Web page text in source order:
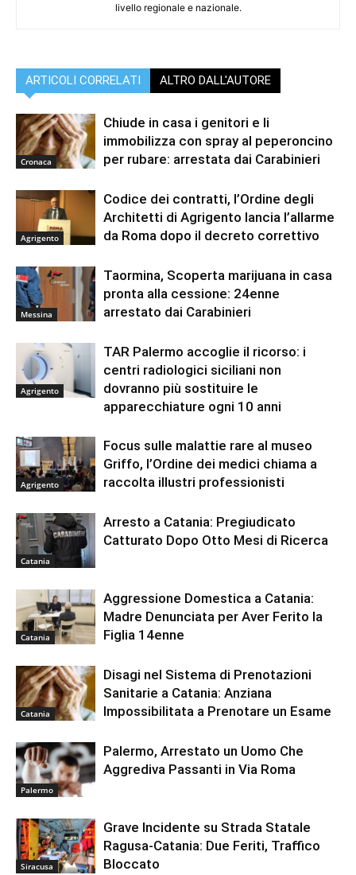
livello regionale e nazionale.
ARTICOLI CORRELATI ALTRO DALL'AUTORE
Cronaca
Chiude in casa i genitori e li
immobilizza con spray al peperoncino
per rubare: arrestata dai Carabinieri
Agrigento
Codice dei contratti, l’Ordine degli
Architetti di Agrigento lancia l’allarme
da Roma dopo il decreto correttivo
Messina
Taormina, Scoperta marijuana in casa
pronta alla cessione: 24enne
arrestato dai Carabinieri
Agrigento
TAR Palermo accoglie il ricorso: i
centri radiologici siciliani non
dovranno più sostituire le
apparecchiature ogni 10 anni
Agrigento
Focus sulle malattie rare al museo
Griffo, l’Ordine dei medici chiama a
raccolta illustri professionisti
Catania
Arresto a Catania: Pregiudicato
Catturato Dopo Otto Mesi di Ricerca
Catania
Aggressione Domestica a Catania:
Madre Denunciata per Aver Ferito la
Figlia 14enne
Catania
Disagi nel Sistema di Prenotazioni
Sanitarie a Catania: Anziana
Impossibilitata a Prenotare un Esame
Palermo
Palermo, Arrestato un Uomo Che
Aggrediva Passanti in Via Roma
Siracusa
Grave Incidente su Strada Statale
Ragusa-Catania: Due Feriti, Traffico
Bloccato